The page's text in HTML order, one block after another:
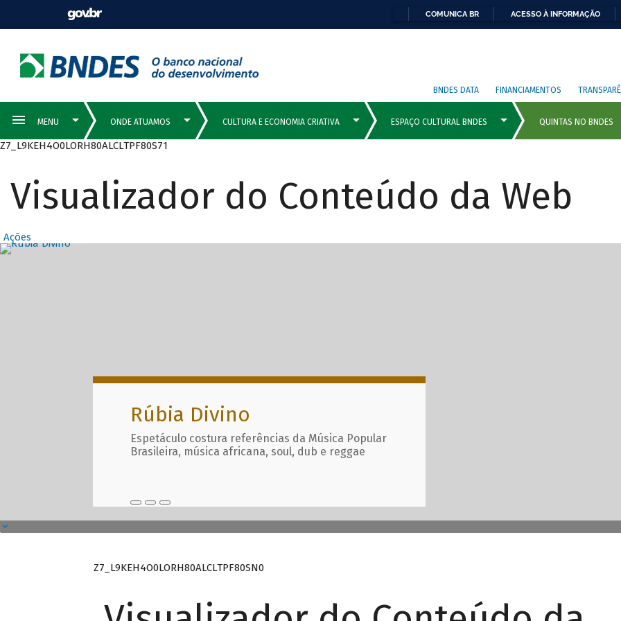
COMUNICA BR ACESSO À INFORMAÇÃO
BNDES DATA FINANCIAMENTOS
Z7_L9KEH4O0LORH80ALCLTPF80S71
Visualizador do Conteúdo da Web
Ações
Destaques Principais com
Rúbia Divino
Espetáculo costura referências da Música Popular
Brasileira, música africana, soul, dub e reggae
Z7_L9KEH4O0LORH80ALCLTPF80SN0